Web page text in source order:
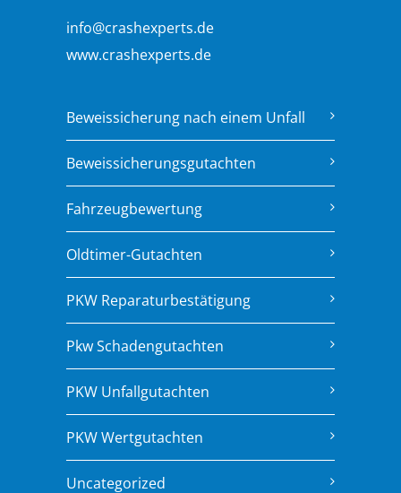
info@crashexperts.de
www.crashexperts.de
Beweissicherung nach einem Unfall
Beweissicherungsgutachten
Fahrzeugbewertung
Oldtimer-Gutachten
PKW Reparaturbestätigung
Pkw Schadengutachten
PKW Unfallgutachten
PKW Wertgutachten
Uncategorized